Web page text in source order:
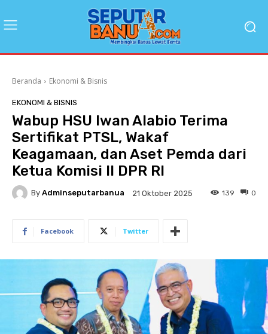
Beranda Ekonomi & Bisnis
EKONOMI & BISNIS
Wabup HSU Iwan Alabio Terima
Sertifikat PTSL, Wakaf
Keagamaan, dan Aset Pemda dari
Ketua Komisi II DPR RI
By Adminseputarbanua 21 Oktober 2025 0
139
Facebook Twitter